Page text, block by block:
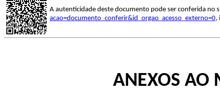
A autenticidade deste documento pode ser conferida no
acao=documento_conferir&id_orgao_acesso_externo=0,
ANEXOS AO